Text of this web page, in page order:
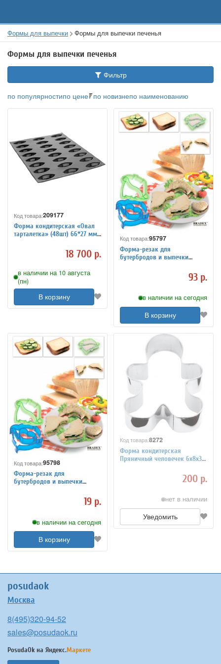
Формы для выпечки Формы для выпечки печенья
Формы для выпечки печенья
Фильтр
по популярностипо цене по новизнепо наименованию
Код товара:209177
Форма кондитерская «Овал
тарталетка» (48шт) 66*27 мм
18 700 р.
в наличии на 10 августа
(пн)
В корзину
Код товара:95797
Форма-резак для
бутербродов и выпечки
93 р.
в наличии на сегодня
В корзину
Код товара:95798
Форма-резак для
бутербродов и выпечки
19 р.
в наличии на сегодня
В корзину
Код товара:8272
Форма кондитерская
Пряничный человечек 6x8x3
200 р.
нет в наличии
Уведомить
posudaok
Москва
8(495)320-94-52
sales@posudaok.ru
PosudaOk на Яндекс.Маркете